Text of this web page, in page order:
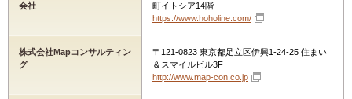
会社
町イトシア14階
https://www.hoholine.com/
株式会社Mapコンサルティン
グ
〒121-0823 東京都足立区伊興1-24-25 住まい
＆スマイルビル3F
http://www.map-con.co.jp